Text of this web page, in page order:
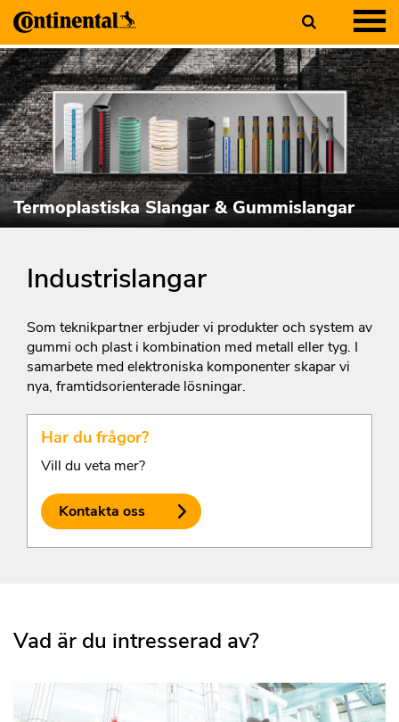
Termoplastiska Slangar & Gummislangar
Industrislangar
Som teknikpartner erbjuder vi produkter och system av
gummi och plast i kombination med metall eller tyg. I
samarbete med elektroniska komponenter skapar vi
nya, framtidsorienterade lösningar.
Har du frågor?
Vill du veta mer?
Kontakta oss
Vad är du intresserad av?